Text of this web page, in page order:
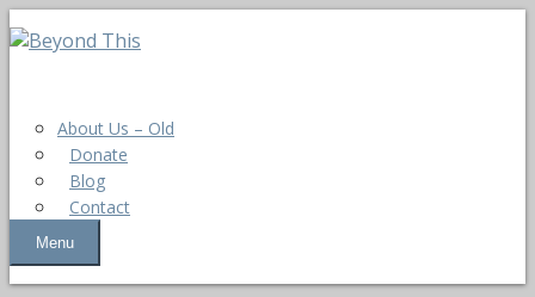
About Us – Old
Donate
Blog
Contact
Menu